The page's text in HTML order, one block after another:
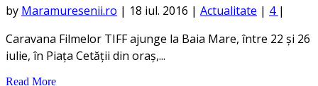
by Maramuresenii.ro | 18 iul. 2016 | Actualitate | 4 |
Caravana Filmelor TIFF ajunge la Baia Mare, între 22 și 26
iulie, în Piața Cetății din oraș,...
Read More